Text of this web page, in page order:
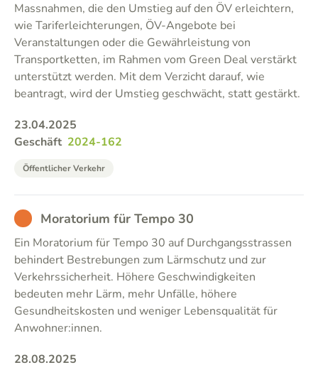
Massnahmen, die den Umstieg auf den ÖV erleichtern,
wie Tariferleichterungen, ÖV-Angebote bei
Veranstaltungen oder die Gewährleistung von
Transportketten, im Rahmen vom Green Deal verstärkt
unterstützt werden. Mit dem Verzicht darauf, wie
beantragt, wird der Umstieg geschwächt, statt gestärkt.
23.04.2025
Geschäft 2024-162
Öffentlicher Verkehr
BAD Moratorium für Tempo 30
Ein Moratorium für Tempo 30 auf Durchgangsstrassen
behindert Bestrebungen zum Lärmschutz und zur
Verkehrssicherheit. Höhere Geschwindigkeiten
bedeuten mehr Lärm, mehr Unfälle, höhere
Gesundheitskosten und weniger Lebensqualität für
Anwohner:innen.
28.08.2025